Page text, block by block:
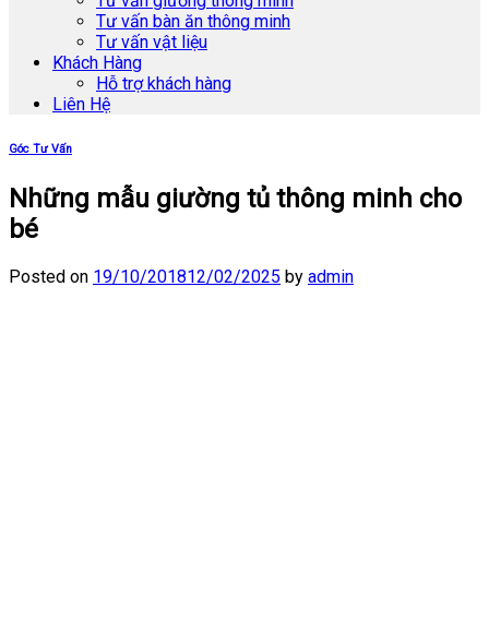
Tư vấn bàn ăn thông minh
Tư vấn vật liệu
Khách Hàng
Hỗ trợ khách hàng
Liên Hệ
Góc Tư Vấn
Những mẫu giường tủ thông minh cho
bé
Posted on 19/10/201812/02/2025 by admin